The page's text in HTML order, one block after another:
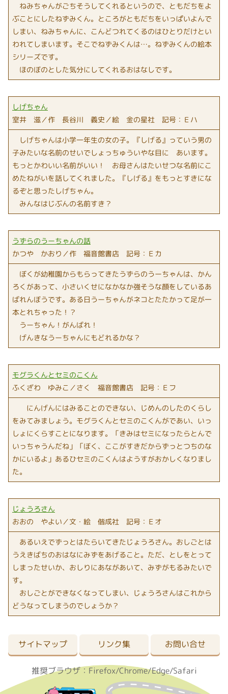
ねみちゃんがごちそうしてくれるというので、ともだちをよ
ぶことにしたねずみくん。ところがともだちをいっぱいよんで
しまい、ねみちゃんに、こんどつれてくるのはひとりだけとい
われてしまいます。そこでねずみくんは…。ねずみくんの絵本
シリーズです。
ほのぼのとした気分にしてくれるおはなしです。
しげちゃん
室井 滋／作 長谷川 義史／絵 金の星社 記号：Ｅハ
しげちゃんは小学一年生の女の子。『しげる』っていう男の
子みたいな名前のせいでしょっちゅういやな目に あいます。
もっとかわいい名前がいい！ お母さんはたいせつな名前にこ
めたねがいを話してくれました。『しげる』をもっとすきにな
るぞと思ったしげちゃん。
みんなはじぶんの名前すき？
うずらのうーちゃんの話
かつや かおり／作 福音館書店 記号：Ｅカ
ぼくが幼稚園からもらってきたうずらのうーちゃんは、かん
ろくがあって、小さいくせになかなか強そうな顔をしているあ
ばれんぼうです。ある日うーちゃんがネコとたたかって足が一
本とれちゃった！？
うーちゃん！がんばれ！
げんきなうーちゃんにもどれるかな？
モグラくんとセミのこくん
ふくざわ ゆみこ／さく 福音館書店 記号：Ｅフ
にんげんにはみることのできない、じめんのしたのくらし
をみてみましょう。モグラくんとセミのこくんがであい、いっ
しょにくらすことになります。「きみはセミになったらとんで
いっちゃうんだね」「ぼく、ここがすきだからずっとつちのな
かにいるよ」あるひセミのこくんはようすがおかしくなりまし
た。
じょうろさん
おおの やよい／文・絵 偕成社 記号：Ｅオ
あるいえでずっとはたらいてきたじょうろさん。おしごとは
うえきばちのおはなにみずをあげること。ただ、としをとって
しまったせいか、おしりにあながあいて、みずがもるみたいで
す。
おしごとができなくなってしまい、じょうろさんはこれから
どうなってしまうのでしょうか？
サイトマップ リンク集 お問い合せ
推奨ブラウザ：Firefox/Chrome/Edge/Safari